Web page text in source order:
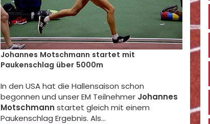
Johannes Motschmann startet mit
Paukenschlag über 5000m
In den USA hat die Hallensaison schon
begonnen und unser EM Teilnehmer Johannes
Motschmann startet gleich mit einem
Paukenschlag Ergebnis. Als…